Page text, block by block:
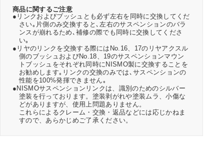
商品に関するご注意
●リンクおよびブッシュとも必ず左右を同時に交換してくだ
さい｡片側のみ交換すると､左右のサスペンションのバラ
ンスが崩れるため､補修の際でも同時に交換してくださ
い｡
●リヤのリンクを交換する際にはNo.16、17のリヤアクスル
側のブッシュおよびNo.18、19のサスペンションマウン
トブッシュをそれぞれ同時にNISMO製に交換することを
お勧めします｡リンクの交換のみでは､サスペンションの
性能を100%発揮できません｡
●NISMOサスペンションリンクは、識別のためのシルバー
塗装を行っております。塗装剥がれや塗装ムラ、小傷な
どがありますが、使用上問題ありません。
これらによるクレーム・交換・返品などには応じかねま
すので、あらかじめご了承ください。